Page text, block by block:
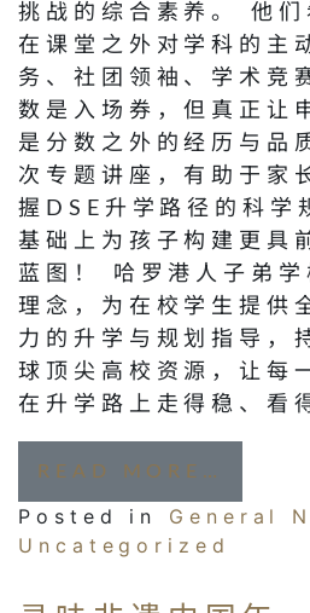
挑战的综合素养。 他们
在课堂之外对学科的主
务、社团领袖、学术竞
数是入场券，但真正让
是分数之外的经历与品
次专题讲座，有助于家
握DSE升学路径的科学
基础上为孩子构建更具
蓝图！ 哈罗港人子弟学
理念，为在校学生提供
力的升学与规划指导，
球顶尖高校资源，让每
在升学路上走得稳、看
READ MORE…
Posted in General
Uncategorized